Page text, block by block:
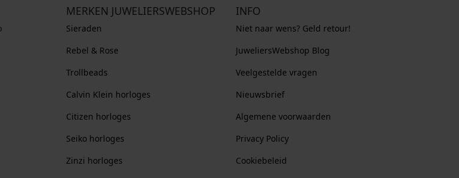
MERKEN JUWELIERSWEBSHOP
Sieraden
Rebel & Rose
Trollbeads
Calvin Klein horloges
Citizen horloges
Seiko horloges
Zinzi horloges
INFO
Niet naar wens? Geld retour!
JuweliersWebshop Blog
Veelgestelde vragen
Nieuwsbrief
Algemene voorwaarden
Privacy Policy
Cookiebeleid